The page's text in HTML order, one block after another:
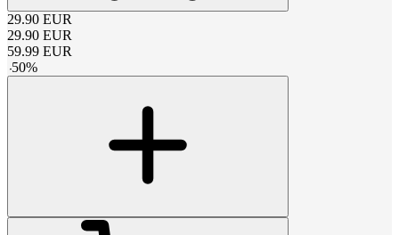
29.90 EUR
29.90 EUR
59.99 EUR
-50%